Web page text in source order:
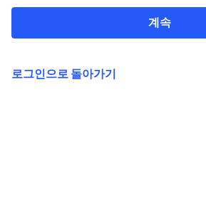
계속
로그인으로 돌아가기